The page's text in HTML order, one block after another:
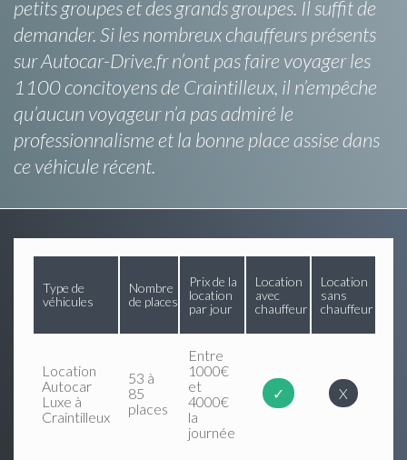
petits groupes et des grands groupes. Il suffit de
demander. Si les nombreux chauffeurs présents
sur Autocar-Drive.fr n’ont pas faire voyager les
1100 concitoyens de Craintilleux, il n’empêche
qu’aucun voyageur n’a pas admiré le
professionnalisme et la bonne place assise dans
ce véhicule récent.
Type de
véhicules
Nombre
de places
Prix de la
location
par jour
Location
avec
chauffeur
Location
sans
chauffeur
Location
Autocar
Luxe à
Craintilleux
53 à
85
places
Entre
1000€
et
4000€
la
journée
✓ X